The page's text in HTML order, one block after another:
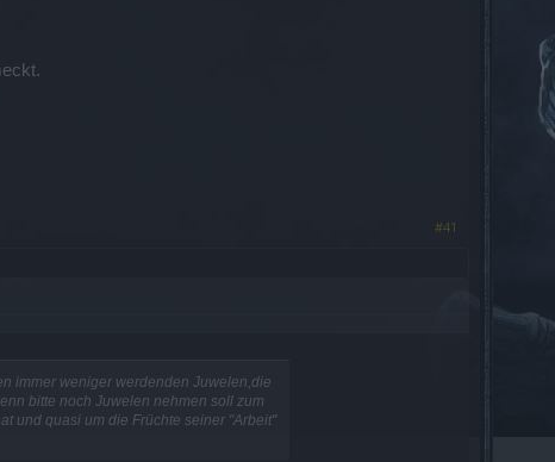
#41
immer weniger werdenden Juwelen,die
bitte noch Juwelen nehmen soll zum
und quasi um die Früchte seiner "Arbeit"